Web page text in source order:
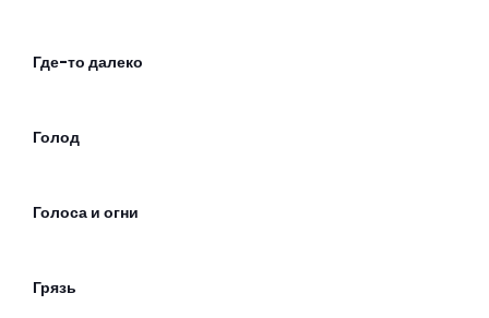
Где-то далеко
Голод
Голоса и огни
Грязь